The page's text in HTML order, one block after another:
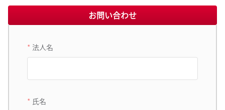
お問い合わせ
法人名
氏名